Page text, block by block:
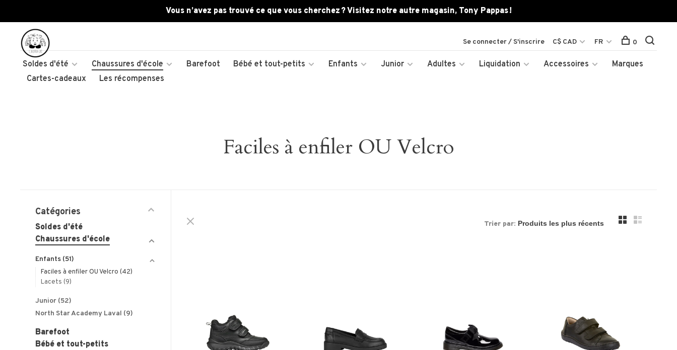
Vous n’avez pas trouvé ce que vous cherchez ? Visitez notre autre magasin, Tony Pappas !
Soldes d'été Chaussures d'école Barefoot Bébé et tout-petits Enfants Junior Adultes Liquidation Accessoires
Marques
Cartes-cadeaux
Les récompenses
Se connecter / S'inscrire C$ CAD FR 0
Faciles à enfiler OU Velcro
Catégories
Soldes d'été
Chaussures d'école
Enfants (51)
Faciles à enfiler OU Velcro (42)
Lacets (9)
Junior (52)
North Star Academy Laval (9)
Barefoot
Bébé et tout-petits
Trier par: